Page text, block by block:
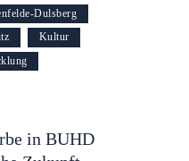
Dulsberg
Kultur
in BUHD